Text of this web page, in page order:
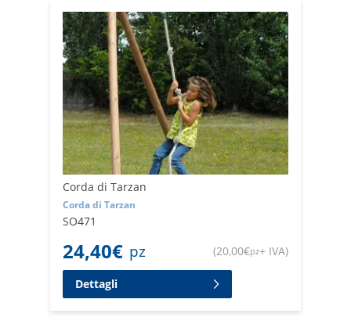
Corda di Tarzan
Corda di Tarzan
SO471
24,40€ pz (20,00€pz+ IVA)
Dettagli